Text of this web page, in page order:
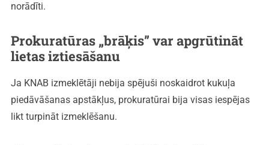
norādīti.
Prokuratūras „brāķis” var apgrūtināt
lietas iztiesāšanu
Ja KNAB izmeklētāji nebija spējuši noskaidrot kukuļa
piedāvāšanas apstākļus, prokuratūrai bija visas iespējas
likt turpināt izmeklēšanu.